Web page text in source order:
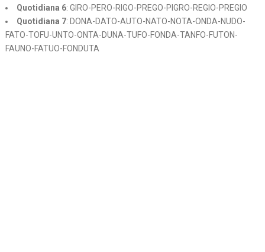
Quotidiana 6: GIRO-PERO-RIGO-PREGO-PIGRO-REGIO-PREGIO
Quotidiana 7: DONA-DATO-AUTO-NATO-NOTA-ONDA-NUDO-
FATO-TOFU-UNTO-ONTA-DUNA-TUFO-FONDA-TANFO-FUTON-
FAUNO-FATUO-FONDUTA